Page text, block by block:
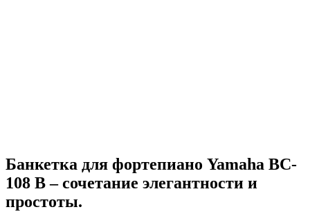
Банкетка для фортепиано Yamaha BC-
108 B – сочетание элегантности и
простоты.